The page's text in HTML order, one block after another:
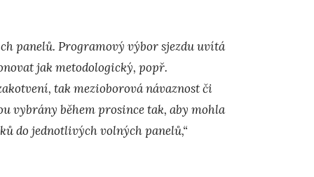
panelů. Programový výbor sjezdu uvítá
jak metodologický, popř.
tak mezioborová návaznost či
vybrány během prosince tak, aby mohla
do jednotlivých volných panelů,“